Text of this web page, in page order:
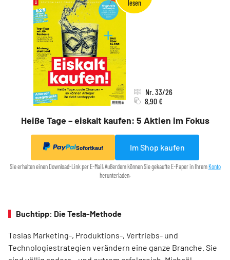
Heiße Tage – eiskalt kaufen: 5 Aktien im Fokus
Nr. 33/26
8,90 €
Sofortkauf Im Shop kaufen
Sie erhalten einen Download-Link per E-Mail. Außerdem können Sie gekaufte E-Paper in Ihrem Konto
herunterladen.
Buchtipp: Die Tesla-Methode
Teslas Marketing-, Produktions-, Vertriebs- und
Technologiestrategien verändern eine ganze Branche. Sie